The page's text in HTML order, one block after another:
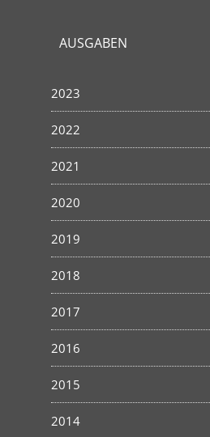
AUSGABEN
2023
2022
2021
2020
2019
2018
2017
2016
2015
2014